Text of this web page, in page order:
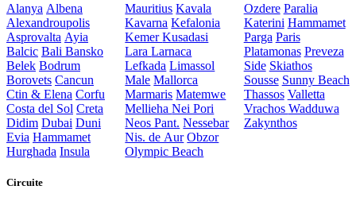
Alanya Albena
Alexandroupolis
Asprovalta Ayia
Balcic Bali Bansko
Belek Bodrum
Borovets Cancun
Ctin & Elena Corfu
Costa del Sol Creta
Didim Dubai Duni
Evia Hammamet
Hurghada Insula
Mauritius Kavala
Kavarna Kefalonia
KemerKusadasi
LaraLarnaca
Lefkada Limassol
Male Mallorca
Marmaris Matemwe
MelliehaNei Pori
Neos Pant. Nessebar
Nis. de Aur Obzor
Olympic Beach
Ozdere Paralia
Katerini Hammamet
Parga Paris
Platamonas Preveza
Side Skiathos
Sousse Sunny Beach
Thassos Valletta
Vrachos Wadduwa
Zakynthos
Circuite